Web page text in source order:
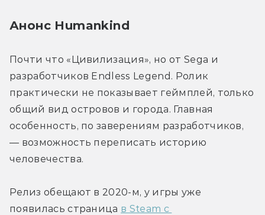
Анонс Humankind
Почти что «Цивилизация», но от Sega и
разработчиков Endless Legend. Ролик
практически не показывает геймплей, только
общий вид островов и города. Главная
особенность, по заверениям разработчиков,
— возможность переписать историю
человечества.
Релиз обещают в 2020-м, у игры уже
появилась страница в Steam с